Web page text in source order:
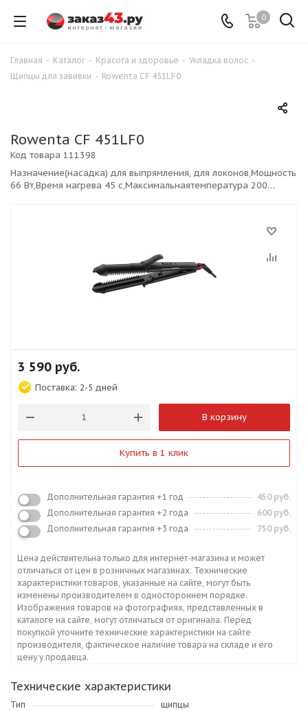
0
Главная - Каталог - Красота и здоровье - Укладка волос -
Щипцы для завивки - Rowenta CF 451LF0
Rowenta CF 451LF0
Назначение(насадка) для выпрямления, для локонов,Мощность
66 Вт,Время нагрева 45 с,Максимальнаятемпература 200
Код товара 111398
3 590 руб.
Поставка: 2-5 дней
В корзину
Купить в 1 клик
Дополнительная гарантия +1 год
450 руб.
Дополнительная гарантия +2 года
600 руб.
Дополнительная гарантия +3 года
750 руб.
Цена действительна только для интернет-магазина и может
отличаться от цен в розничных магазинах. Технические
характеристики товаров, указанные на сайте, могут быть
изменены производителем в одностороннем порядке.
Изображения товаров на фотографиях, представленных в
каталоге на сайте, могут отличаться от оригинала. Перед
покупкой уточните технические характеристики на сайте
производителя, фактическое наличие товара на складе и его
цену у продавца.
Технические характеристики
Тип
щипцы